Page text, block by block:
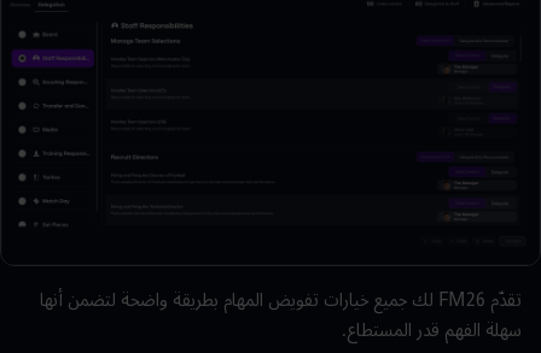
تقدّمFM26لك جميع خيارات تفويض المهام بطريقة واضحة لتضمن أنها
سهلة الفهم قدر المستطاع.